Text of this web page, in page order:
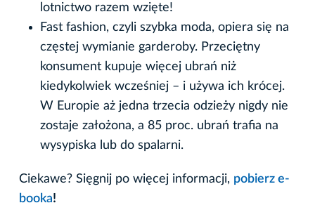
lotnictwo razem wzięte!
Fast fashion, czyli szybka moda, opiera się na
częstej wymianie garderoby. Przeciętny
konsument kupuje więcej ubrań niż
kiedykolwiek wcześniej – i używa ich krócej.
W Europie aż jedna trzecia odzieży nigdy nie
zostaje założona, a 85 proc. ubrań trafia na
wysypiska lub do spalarni.
Ciekawe? Sięgnij po więcej informacji, pobierz e-
booka!